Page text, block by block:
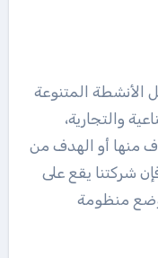
الأنشطة المتنوعة
والتجارية،
منها أو الهدف من
شركتنا يقع على
منظومة